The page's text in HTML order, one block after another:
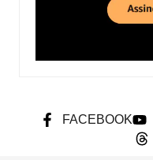
FACEBOOK